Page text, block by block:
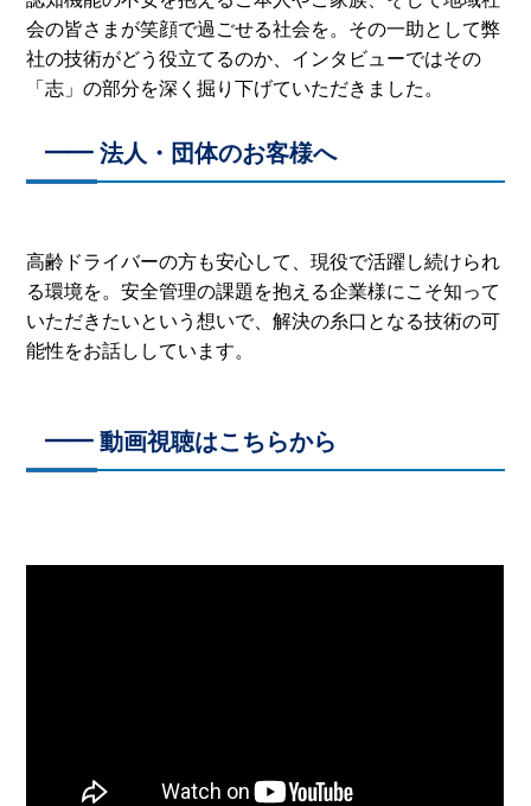
会の皆さまが笑顔で過ごせる社会を。その一助として弊
社の技術がどう役立てるのか、インタビューではその
「志」の部分を深く掘り下げていただきました。
━━ 法人・団体のお客様へ
高齢ドライバーの方も安心して、現役で活躍し続けられ
る環境を。安全管理の課題を抱える企業様にこそ知って
いただきたいという想いで、解決の糸口となる技術の可
能性をお話ししています。
━━ 動画視聴はこちらから